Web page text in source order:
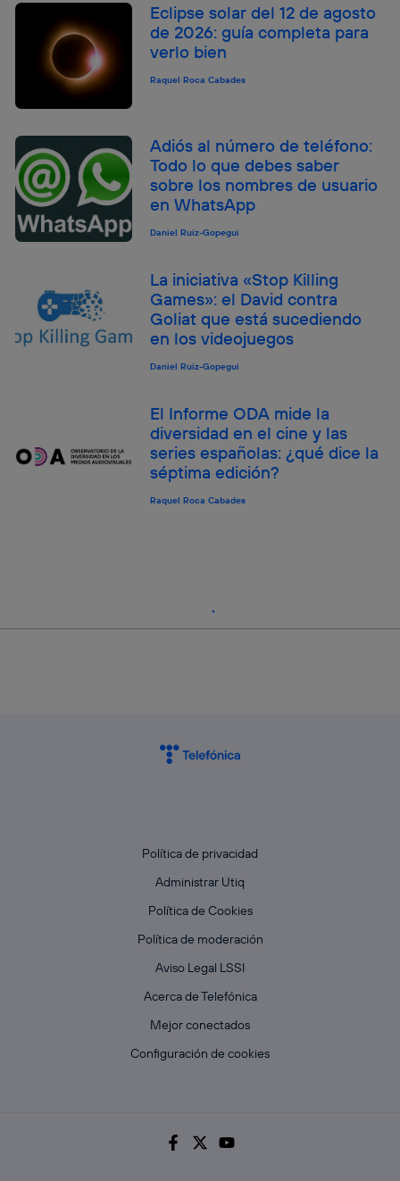
Eclipse solar del 12 de agosto
de 2026: guía completa para
verlo bien
Raquel Roca Cabades
Adiós al número de teléfono:
Todo lo que debes saber
sobre los nombres de usuario
en WhatsApp
Daniel Ruiz-Gopegui
La iniciativa «Stop Killing
Games»: el David contra
Goliat que está sucediendo
en los videojuegos
Daniel Ruiz-Gopegui
El Informe ODA mide la
diversidad en el cine y las
series españolas: ¿qué dice la
séptima edición?
Raquel Roca Cabades
Política de privacidad
Administrar Utiq
Política de Cookies
Política de moderación
Aviso Legal LSSI
Acerca de Telefónica
Mejor conectados
Configuración de cookies